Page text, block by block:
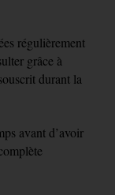
régulièrement
grâce à
durant la
avant d’avoir